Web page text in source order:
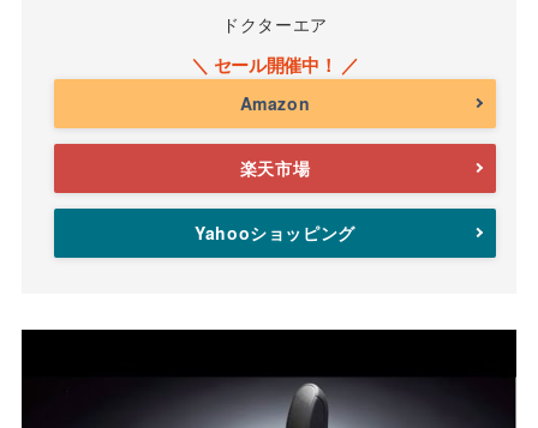
ドクターエア
Amazon
楽天市場
Yahooショッピング